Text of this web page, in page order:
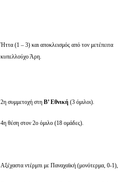
Ήττα (1 – 3) και αποκλεισμός από τον μετέπειτα
κυπελλούχο Άρη.
2η συμμετοχή στη Β’ Εθνική (3 όμιλοι).
4η θέση στον 2ο όμιλο (18 ομάδες).
Αξέχαστα ντέρμπι με Παναχαϊκή (μονότερμα, 0-1),